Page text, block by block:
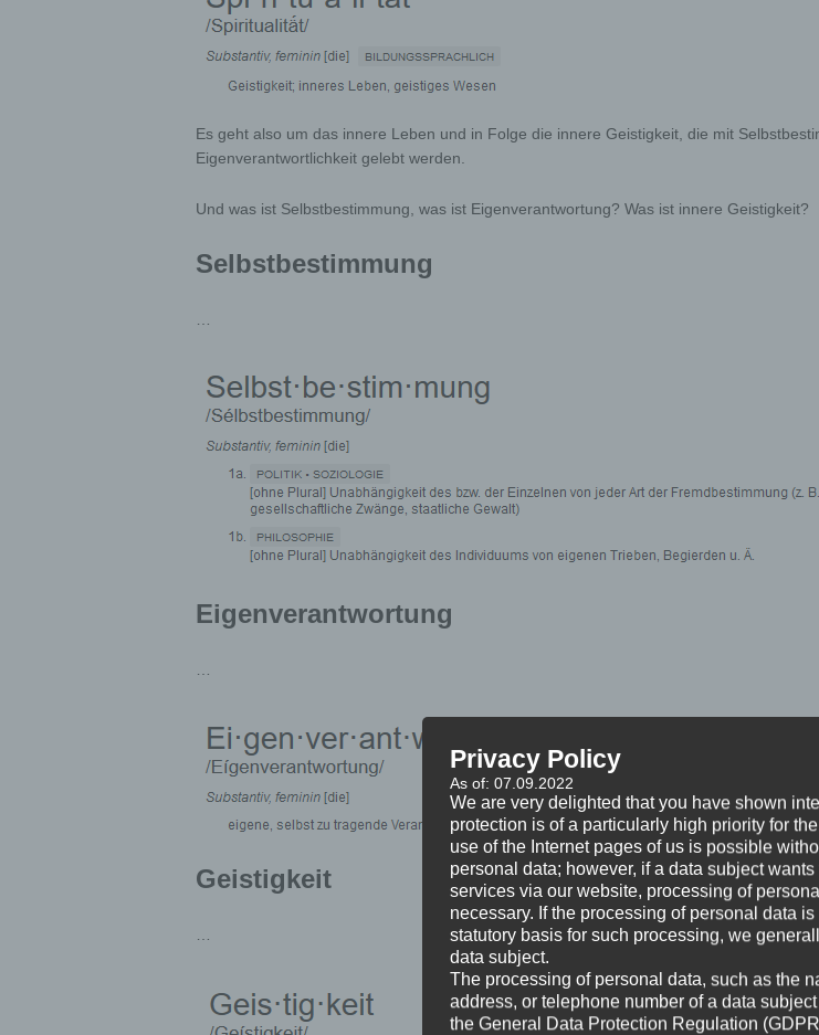
Es geht also um das innere Leben und in Folge die innere Geistigkeit, die mit
Eigenverantwortlichkeit gelebt werden.
Und was ist Selbstbestimmung, was ist Eigenverantwortung? Was ist innere Geistigkeit?
Selbstbestimmung
Eigenverantwortung
Geistigkeit
Privacy Policy
As of: 07.09.2022
We are very delighted that you have shown
protection is of a particularly high priority for
use of the Internet pages of us is possible
personal data; however, if a data subject
services via our website, processing of
necessary. If the processing of personal data
statutory basis for such processing, we
data subject.
The processing of personal data, such as the
address, or telephone number of a data
the General Data Protection Regulation